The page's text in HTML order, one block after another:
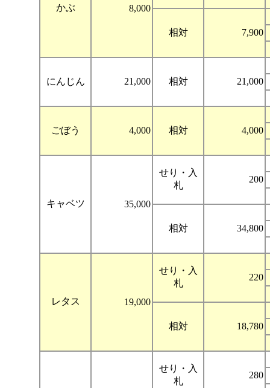
かぶ 8,000
相対 7,900
にんじん 21,000 相対 21,000
ごぼう 4,000 相対 4,000
キャベツ 35,000
せり・入
札
200
相対 34,800
レタス 19,000
せり・入
札
220
相対 18,780
せり・入
札
280